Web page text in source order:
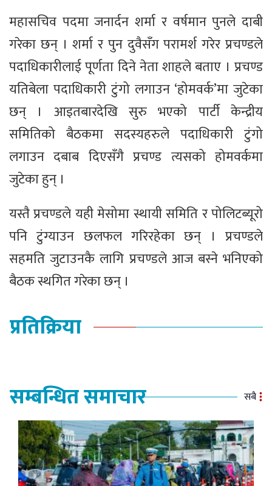
महासचिव पदमा जनार्दन शर्मा र वर्षमान पुनले दाबी
गरेका छन् । शर्मा र पुन दुवैसँग परामर्श गरेर प्रचण्डले
पदाधिकारीलाई पूर्णता दिने नेता शाहले बताए । प्रचण्ड
यतिबेला पदाधिकारी टुंगो लगाउन ‘होमवर्क’मा जुटेका
छन् । आइतबारदेखि सुरु भएको पार्टी केन्द्रीय
समितिको बैठकमा सदस्यहरुले पदाधिकारी टुंगो
लगाउन दबाब दिएसँगै प्रचण्ड त्यसको होमवर्कमा
जुटेका हुन् ।
यस्तै प्रचण्डले यही मेसोमा स्थायी समिति र पोलिटब्यूरो
पनि टुंग्याउन छलफल गरिरहेका छन् । प्रचण्डले
सहमति जुटाउनकै लागि प्रचण्डले आज बस्ने भनिएको
बैठक स्थगित गरेका छन् ।
प्रतिक्रिया
सम्बन्धित समाचार सबै